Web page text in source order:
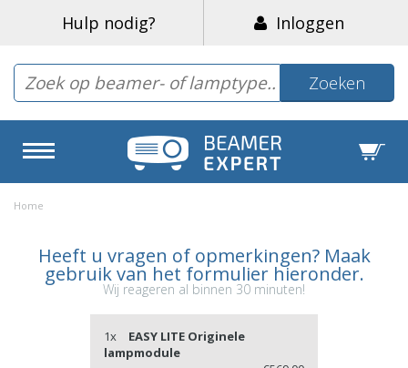
Hulp nodig? Inloggen
Zoeken
Home
Heeft u vragen of opmerkingen? Maak
gebruik van het formulier hieronder.
Wij reageren al binnen 30 minuten!
1x
EASY LITE Originele
lampmodule